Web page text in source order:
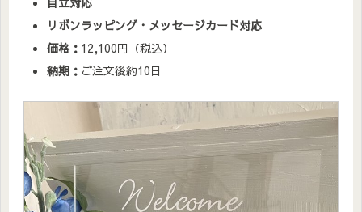
リボンラッピング・メッセージカード対応
価格： 12,100円（税込）
納期： ご注文後約10日